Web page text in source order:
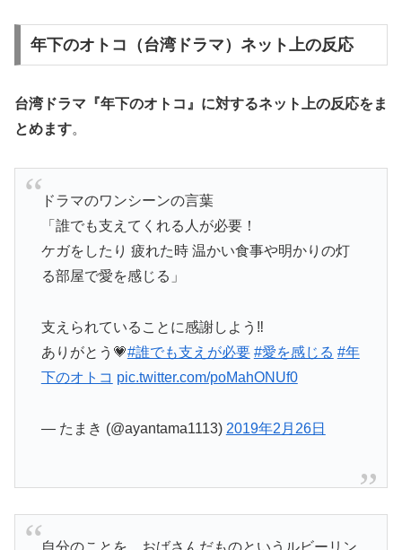
年下のオトコ（台湾ドラマ）ネット上の反応
台湾ドラマ『年下のオトコ』に対するネット上の反応をま
とめます。
ドラマのワンシーンの言葉
「誰でも支えてくれる人が必要！
ケガをしたり 疲れた時 温かい食事や明かりの灯
る部屋で愛を感じる」
支えられていることに感謝しよう‼
ありがとう💗#誰でも支えが必要 #愛を感じる #年
下のオトコ pic.twitter.com/poMahONUf0
— たまき (@ayantama1113) 2019年2月26日
自分のことを、おばさんだものというルビーリン